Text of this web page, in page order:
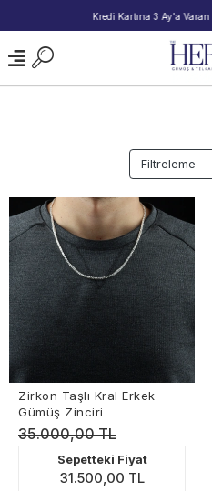
2000 TL ve Üzeri
Filtreleme
Zirkon Taşlı Kral Erkek
Gümüş Zinciri
35.000,00 TL
Sepetteki Fiyat
31.500,00 TL